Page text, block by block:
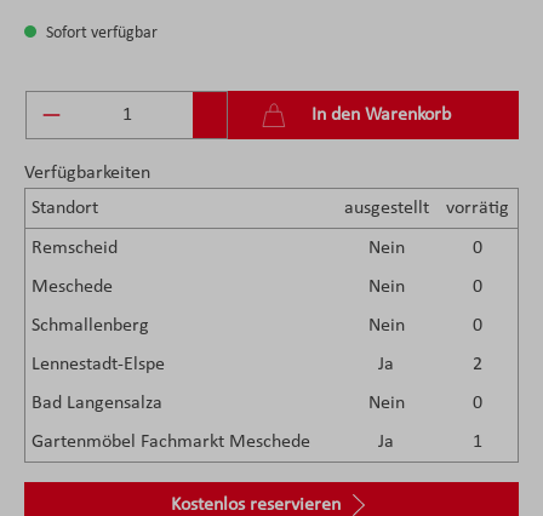
Sofort verfügbar
Produkt Anzahl: Gib den gewünschten Wert
In den Warenkorb
Verfügbarkeiten
Standort
ausgestellt vorrätig
Remscheid Nein
0
Meschede
Nein
0
Schmallenberg
Nein
0
Lennestadt-Elspe
Ja
2
Bad Langensalza
Nein
0
Gartenmöbel Fachmarkt Meschede
Ja 1
Kostenlos reservieren